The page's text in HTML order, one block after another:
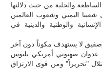
الساطعة والجلية من حيث دلالتها
اليمني وشعوب العالمين
والوطنية والدينية في
لا يستهدف مكوناً دون آخر
عدوان صهيوني أمريكي بلبوس
"تحريراً" ومن قوى الارتزاق